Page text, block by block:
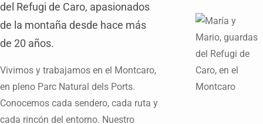
del Refugi de Caro, apasionados
de la montaña desde hace más
de 20 años.
Vivimos y trabajamos en el Montcaro,
en pleno Parc Natural dels Ports.
Conocemos cada sendero, cada ruta y
cada rincón del entorno. Nuestro